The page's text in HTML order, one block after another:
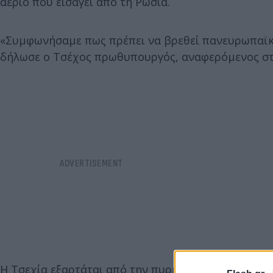
«Συμφωνήσαμε πως πρέπει να βρεθεί
δήλωσε ο Τσέχος πρωθυπουργός, αναφερόμενος
Η Τσεχία εξαρτάται από την πυρηνική ενέργεια